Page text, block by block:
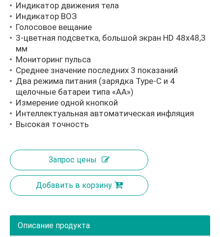
Индикатор движения тела
Индикатор ВОЗ
Голосовое вещание
3-цветная подсветка, большой экран HD 48x48,3
мм
Мониторинг пульса
Среднее значение последних 3 показаний
Два режима питания (зарядка Type-C и 4
щелочные батареи типа «АА»)
Измерение одной кнопкой
Интеллектуальная автоматическая инфляция
Высокая точность
Запрос цены
Добавить в корзину
Описание продукта